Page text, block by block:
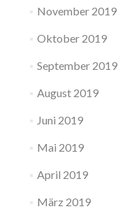
November 2019
Oktober 2019
September 2019
August 2019
Juni 2019
Mai 2019
April 2019
März 2019